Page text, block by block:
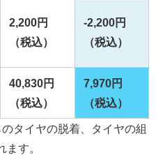
2,200円
（税込）
-2,200円
（税込）
40,830円
（税込）
7,970円
（税込）
タイヤの脱着、タイヤの組
ます。